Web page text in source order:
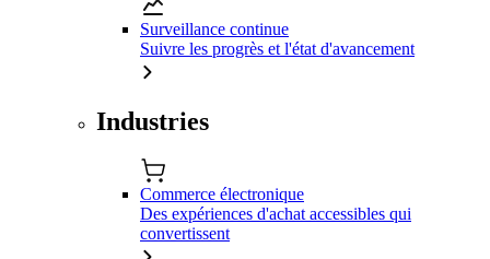
Surveillance continue
Suivre les progrès et l'état d'avancement
Industries
Commerce électronique
Des expériences d'achat accessibles qui
convertissent